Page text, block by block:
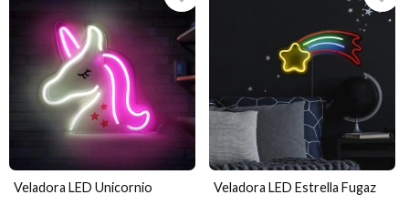
Veladora LED Unicornio Veladora LED Estrella Fugaz